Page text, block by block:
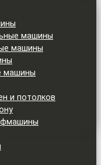
машины
машины
машины
и потолков